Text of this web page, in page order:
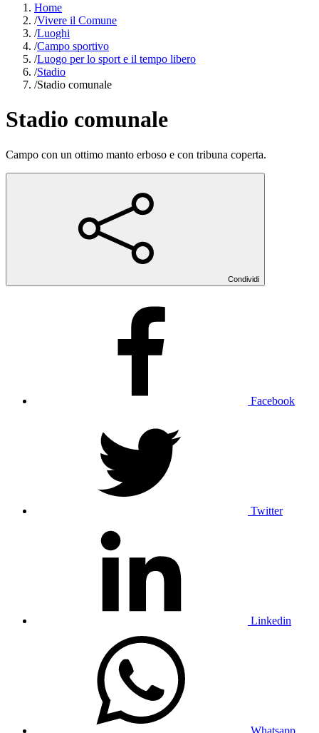
Home
/Vivere il Comune
/Luoghi
/Campo sportivo
/Luogo per lo sport e il tempo libero
/Stadio
/Stadio comunale
Stadio comunale
Campo con un ottimo manto erboso e con tribuna coperta.
Condividi
Facebook
Twitter
Linkedin
Whatsapp